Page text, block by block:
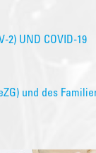
2) UND COVID-19
und des